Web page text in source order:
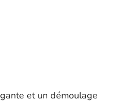
et un démoulage